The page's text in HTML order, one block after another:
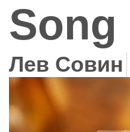
Song
Лев Совин